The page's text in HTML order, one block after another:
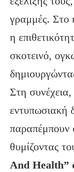
γραμμές. Στο
η
σκοτεινό,
Στη
εντυπωσιακή
παραπέμπουν
θυμίζοντας
And Health”